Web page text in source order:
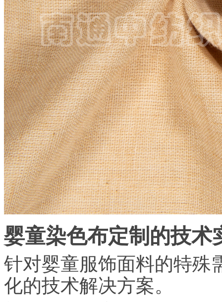
婴童染色布定制的技术
针对婴童服饰面料的特殊
化的技术解决方案。